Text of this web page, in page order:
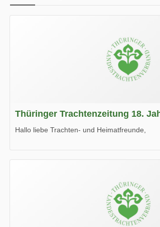
Thüringer Trachtenzeitung 18.
Hallo liebe Trachten- und Heimatfreunde,
Wir wünschen Euch viel Spaß beim Lesen.